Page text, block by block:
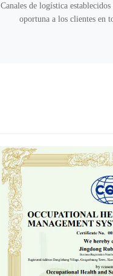
Canales de logística
oportuna a los clientes en